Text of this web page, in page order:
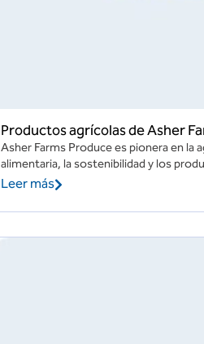
Productos agrícolas de Asher
Asher Farms Produce es pionera en
alimentaria, la sostenibilidad y los
Leer más